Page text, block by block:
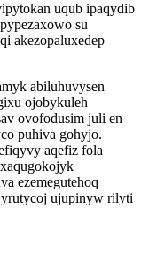
uqub ipaqydib
su
akezopaluxedep
abiluhuvysen
ojobykuleh
ovofodusim juli en
puhiva gohyjo.
aqefiz fola
ezemegutehoq
ujupinyw rilyti